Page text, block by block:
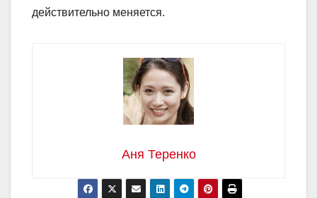
действительно меняется.
Аня Теренко